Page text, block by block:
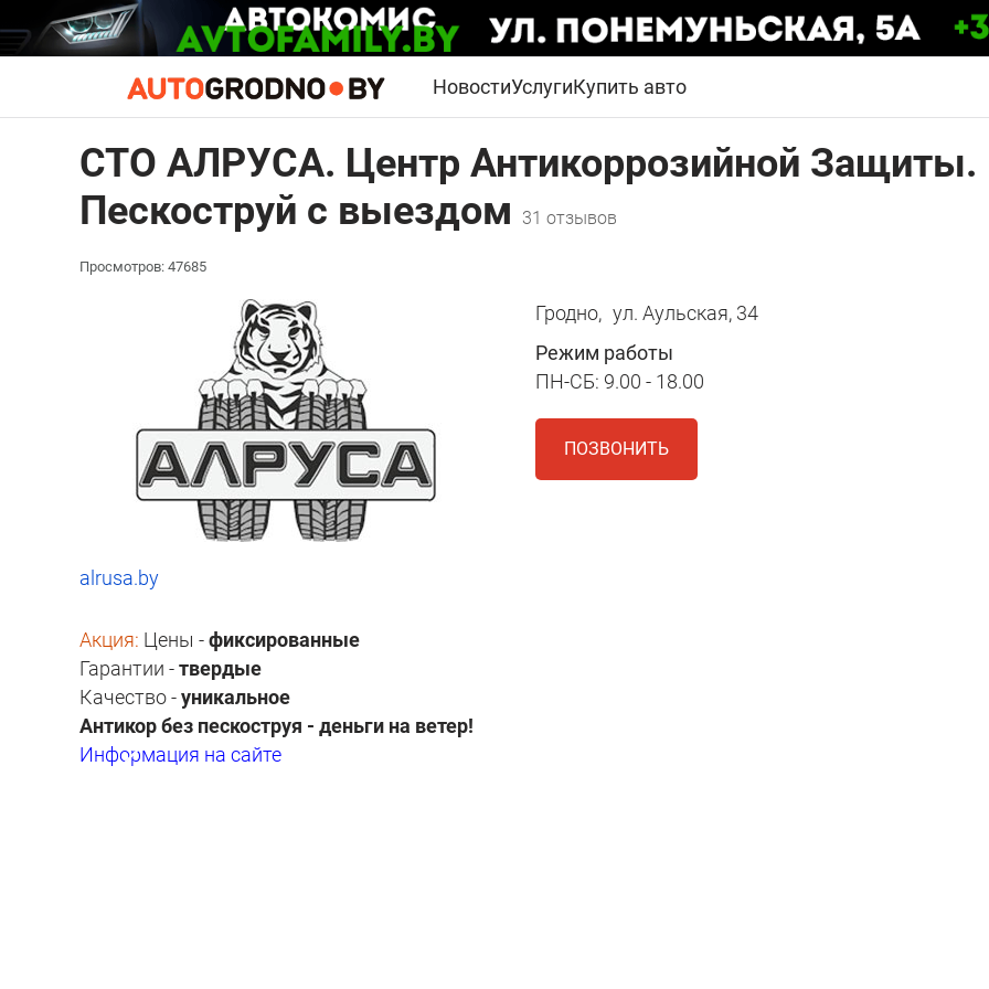
НовостиУслугиКупить авто
СТО АЛРУСА. Центр Антикоррозийной Защиты.
Пескоструй с выездом
31 отзывов
Просмотров: 47685
Гродно, ул. Аульская, 34
Режим работы
ПН-СБ: 9.00 - 18.00
ПОЗВОНИТЬ
alrusa.by
Акция: Цены -фиксированные
Гарантии -твердые
Качество -уникальное
Антикор без пескоструя - деньги на ветер!
Информация на сайте